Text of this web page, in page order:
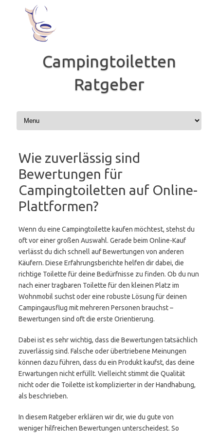
Inhalt
springen
Campingtoiletten
Ratgeber
Wie zuverlässig sind
Bewertungen für
Campingtoiletten auf Online-
Plattformen?
Wenn du eine Campingtoilette kaufen möchtest, stehst du
oft vor einer großen Auswahl. Gerade beim Online-Kauf
verlässt du dich schnell auf Bewertungen von anderen
Käufern. Diese Erfahrungsberichte helfen dir dabei, die
richtige Toilette für deine Bedürfnisse zu finden. Ob du nun
nach einer tragbaren Toilette für den kleinen Platz im
Wohnmobil suchst oder eine robuste Lösung für deinen
Campingausflug mit mehreren Personen brauchst –
Bewertungen sind oft die erste Orientierung.
Dabei ist es sehr wichtig, dass die Bewertungen tatsächlich
zuverlässig sind. Falsche oder übertriebene Meinungen
können dazu führen, dass du ein Produkt kaufst, das deine
Erwartungen nicht erfüllt. Vielleicht stimmt die Qualität
nicht oder die Toilette ist komplizierter in der Handhabung,
als beschrieben.
In diesem Ratgeber erklären wir dir, wie du gute von
weniger hilfreichen Bewertungen unterscheidest. So